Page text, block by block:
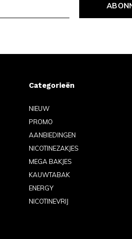
Categorieën
NIEUW
PROMO
AANBIEDINGEN
NICOTINEZAKJES
MEGA BAKJES
KAUWTABAK
ENERGY
NICOTINEVRIJ